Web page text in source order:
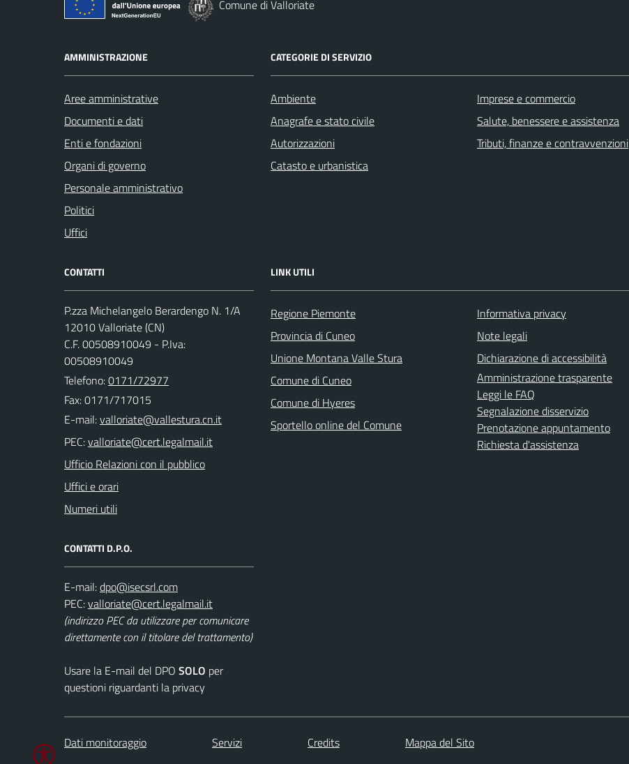
Comune di Valloriate
AMMINISTRAZIONE
Aree amministrative
Documenti e dati
Enti e fondazioni
Organi di governo
Personale amministrativo
Politici
Uffici
CATEGORIE DI SERVIZIO
Ambiente
Anagrafe e stato civile
Autorizzazioni
Catasto e urbanistica
Imprese e commercio
Salute, benessere e assistenza
Tributi, finanze e contravvenzioni
CONTATTI
P.zza Michelangelo Berardengo N. 1/A
12010 Valloriate (CN)
C.F. 00508910049 - P.Iva:
00508910049
Telefono:0171/72977
Fax: 0171/717015
E-mail:
PEC:
Ufficio Relazioni con il pubblico
Uffici e orari
Numeri utili
CONTATTI D.P.O.
E-mail:
PEC:
(indirizzo PEC da utilizzare per comunicare
direttamente con il titolare del trattamento)
Usare la E-mail del DPO SOLO per
questioni riguardanti la privacy
LINK UTILI
Regione Piemonte
Provincia di Cuneo
Unione Montana Valle Stura
Comune di Cuneo
Comune di Hyeres
Sportello online del Comune
Informativa privacy
Note legali
Dichiarazione di accessibilità
Amministrazione trasparente
Leggi le FAQ
Segnalazione disservizio
Prenotazione appuntamento
Richiesta d'assistenza
Dati monitoraggio Servizi Credits Mappa del Sito